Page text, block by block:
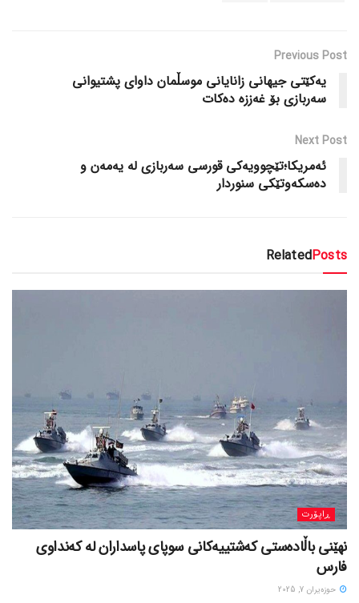
Previous Post
یەکێتی جیهانی زانایانی موسڵمان داوای پشتیوانی
سەربازی بۆ غەززە دەکات
Next Post
ئەمریکا؛تێچوویەکی قورسی سەربازی لە یەمەن و
دەسکەوتێکی سنوردار
RelatedPosts
ڕاپۆرت
نهێنی باڵادەستی کەشتییەکانی سوپای پاسداران لە کەنداوی
فارس
حوزه‌یران 7, 2025